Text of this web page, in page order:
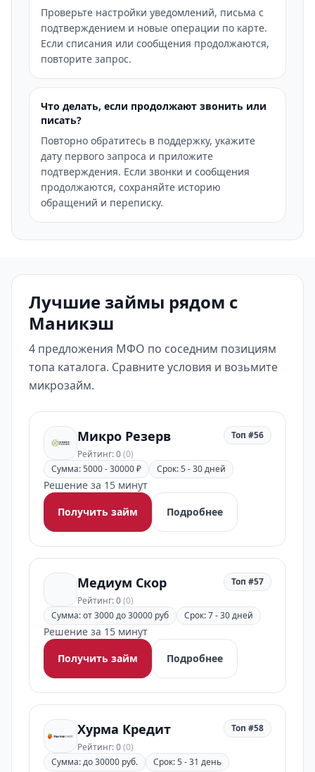
Проверьте настройки уведомлений, письма с
подтверждением и новые операции по карте.
Если списания или сообщения продолжаются,
повторите запрос.
Что делать, если продолжают звонить или
писать?
Повторно обратитесь в поддержку, укажите
дату первого запроса и приложите
подтверждения. Если звонки и сообщения
продолжаются, сохраняйте историю
обращений и переписку.
Лучшие займы рядом с
Маникэш
4 предложения МФО по соседним позициям
топа каталога. Сравните условия и возьмите
микрозайм.
Микро Резерв
Рейтинг: 0(0)
Топ #56
Сумма: 5000 - 30000 ₽ Срок: 5 - 30 дней
Решение за 15 минут
Получить займ
Подробнее
Медиум Скор
Рейтинг: 0(0)
Топ #57
Сумма: от 3000 до 30000 руб Срок: 7 - 30 дней
Решение за 15 минут
Получить займ
Подробнее
Хурма Кредит
Рейтинг: 0(0)
Топ #58
Сумма: до 30000 руб. Срок: 5 - 31 день